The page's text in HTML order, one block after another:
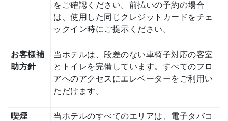
をご確認ください。前払いの予約の場合
は、使用した同じクレジットカードをチェ
ックイン時にご提示ください。
お客様補
助方針
当ホテルは、段差のない車椅子対応の客室
とトイレを完備しています。すべてのフロ
アへのアクセスにエレベーターをご利用い
ただけます。
喫煙
当ホテルのすべてのエリアは、電子タバコ